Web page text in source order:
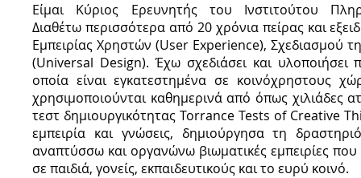
Είμαι Κύριος Ερευνητής του Ινστιτούτου
Διαθέτω περισσότερα από 20 χρόνια πείρας και
Εμπειρίας Χρηστών (User Experience), Σχεδιασμού
(Universal Design). Έχω σχεδιάσει και
οποία είναι εγκατεστημένα σε κοινόχρηστους
χρησιμοποιούνται καθημερινά από όπως χιλιάδες
τεστ δημιουργικότητας Torrance Tests of Creative
εμπειρία και γνώσεις, δημιούργησα τη
αναπτύσσω και οργανώνω βιωματικές εμπειρίες
σε παιδιά, γονείς, εκπαιδευτικούς και το ευρύ κοινό.